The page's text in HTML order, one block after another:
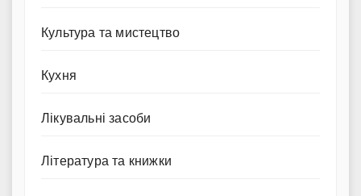
Культура та мистецтво
Кухня
Лікувальні засоби
Література та книжки